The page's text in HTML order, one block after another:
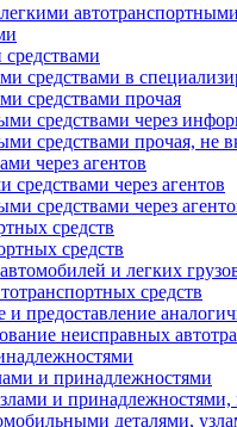
средствами в
средствами прочая
средствами через
средствами прочая, не
через агентов
через агентов
средствами через
средств
средств
и легких
средств
предоставление
неисправных
и принадлежностями
и принадлежностями,
деталями,